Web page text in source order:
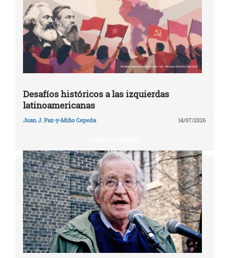
Desafíos históricos a las izquierdas
latinoamericanas
Juan J. Paz-y-Miño Cepeda 14/07/2026